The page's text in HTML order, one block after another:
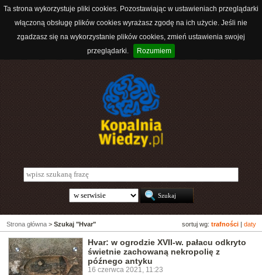
Ta strona wykorzystuje pliki cookies. Pozostawiając w ustawieniach przeglądarki
włączoną obsługę plików cookies wyrażasz zgodę na ich użycie. Jeśli nie
zgadzasz się na wykorzystanie plików cookies, zmień ustawienia swojej
przeglądarki.
Rozumiem
sortuj wg: trafności daty
Strona główna > Szukaj "Hvar"
Hvar: w ogrodzie XVII-w. pałacu odkryto
świetnie zachowaną nekropolię z
późnego antyku
16 czerwca 2021, 11:23